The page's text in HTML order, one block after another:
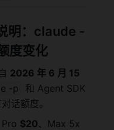
明：claude -
度变化
2026 年 6 月 15
-p
和 Agent SDK
话额度。
$20